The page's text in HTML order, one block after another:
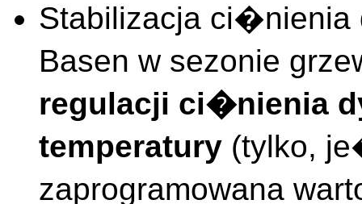
Stabilizacja
Basen w sezonie
regulacji ci�nienia
temperatury (tylko,
zaprogramowana